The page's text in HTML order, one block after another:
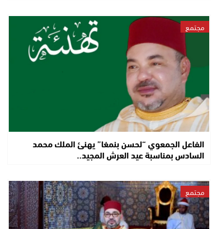
مجتمع
الفاعل الجمعوي “لحسن بنمغا” يهنئ الملك محمد
السادس بمناسبة عيد العرش المجيد..
مجتمع